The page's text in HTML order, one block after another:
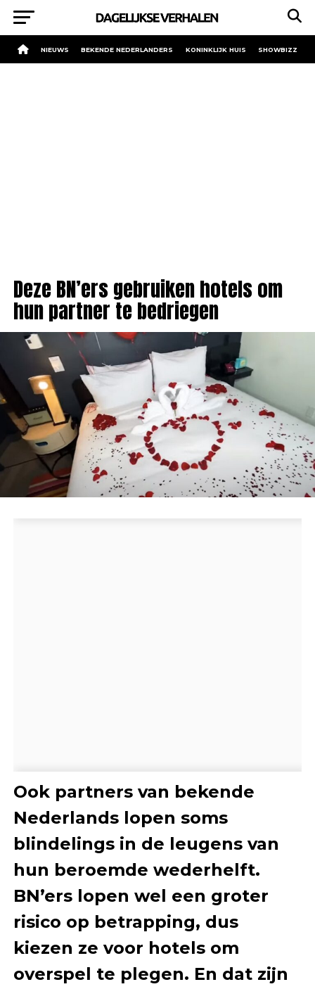
NIEUWS BEKENDE NEDERLANDERS KONINKLIJK HUIS SHOWBIZZ
Deze BN’ers gebruiken hotels om
hun partner te bedriegen
Ook partners van bekende
Nederlands lopen soms
blindelings in de leugens van
hun beroemde wederhelft.
BN’ers lopen wel een groter
risico op betrapping, dus
kiezen ze voor hotels om
overspel te plegen. En dat zijn